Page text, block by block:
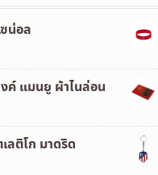
น่อล
ค์ แมนยู ผ้าไนล่อน
ติโก มาดริด